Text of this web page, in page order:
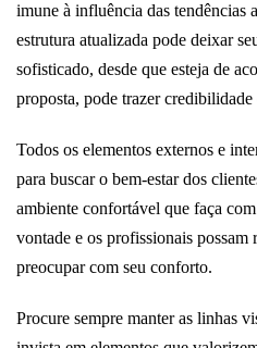
imune à influência das tendências
estrutura atualizada pode deixar
sofisticado, desde que esteja de
proposta, pode trazer
Todos os elementos externos e
para buscar o bem-estar dos
ambiente confortável que faça
vontade e os profissionais possam
preocupar com seu conforto.
Procure sempre manter as linhas